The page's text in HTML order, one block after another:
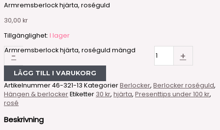
Armremsberlock hjärta, roséguld
30,00 kr
Tillgänglighet: I lager
-
Armremsberlock hjärta, roséguld mängd +
LÄGG TILL I VARUKORG
Artikelnummer46-321-13 KategorierBerlocker, Berlocker roséguld,
Hängen & berlockerEtiketter 30 kr, hjärta, Presenttips under 100 kr,
rosé
Beskrivning